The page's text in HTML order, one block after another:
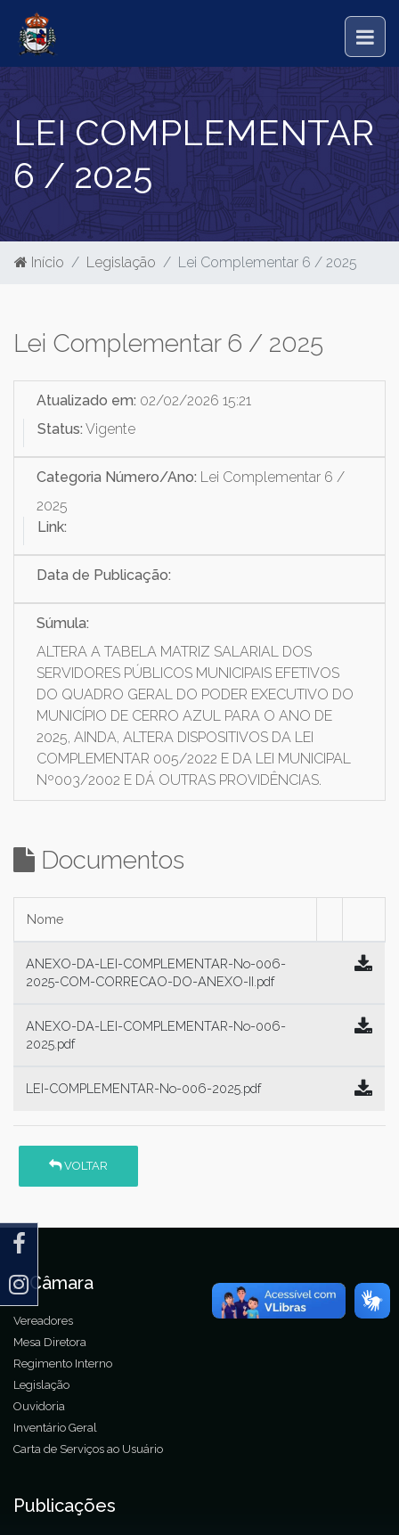
LEI COMPLEMENTAR
6 / 2025
Início Legislação Lei Complementar 6 / 2025
Lei Complementar 6 / 2025
Atualizado em: 02/02/2026 15:21
Status: Vigente
Categoria Número/Ano: Lei Complementar 6 /
2025
Link:
Data de Publicação:
Súmula:
ALTERA A TABELA MATRIZ SALARIAL DOS
SERVIDORES PÚBLICOS MUNICIPAIS EFETIVOS
DO QUADRO GERAL DO PODER EXECUTIVO DO
MUNICÍPIO DE CERRO AZUL PARA O ANO DE
2025, AINDA, ALTERA DISPOSITIVOS DA LEI
COMPLEMENTAR 005/2022 E DA LEI MUNICIPAL
Nº003/2002 E DÁ OUTRAS PROVIDÊNCIAS.
Documentos
Nome
ANEXO-DA-LEI-COMPLEMENTAR-No-006-
2025-COM-CORRECAO-DO-ANEXO-II.pdf
ANEXO-DA-LEI-COMPLEMENTAR-No-006-
2025.pdf
LEI-COMPLEMENTAR-No-006-2025.pdf
VOLTAR
A Câmara
Vereadores
Mesa Diretora
Regimento Interno
Legislação
Ouvidoria
Inventário Geral
Carta de Serviços ao Usuário
Publicações